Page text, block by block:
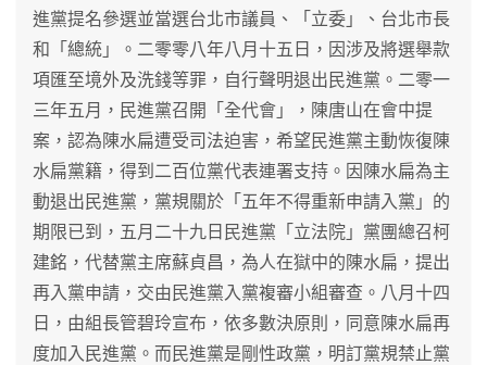
進黨提名參選並當選台北市議員、「立委」、台北市長
和「總統」。二零零八年八月十五日，因涉及將選舉款
項匯至境外及洗錢等罪，自行聲明退出民進黨。二零一
三年五月，民進黨召開「全代會」，陳唐山在會中提
案，認為陳水扁遭受司法迫害，希望民進黨主動恢復陳
水扁黨籍，得到二百位黨代表連署支持。因陳水扁為主
動退出民進黨，黨規關於「五年不得重新申請入黨」的
期限已到，五月二十九日民進黨「立法院」黨團總召柯
建銘，代替黨主席蘇貞昌，為人在獄中的陳水扁，提出
再入黨申請，交由民進黨入黨複審小組審查。八月十四
日，由組長管碧玲宣布，依多數決原則，同意陳水扁再
度加入民進黨。而民進黨是剛性政黨，明訂黨規禁止黨